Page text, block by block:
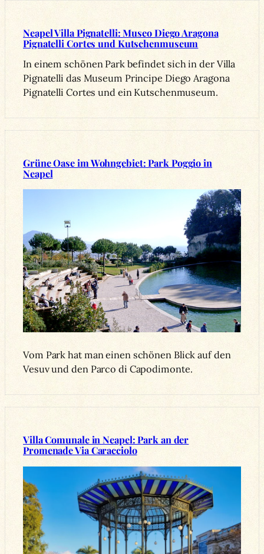
Neapel Villa Pignatelli: Museo Diego Aragona
Pignatelli Cortes und Kutschenmuseum
In einem schönen Park befindet sich in der Villa
Pignatelli das Museum Principe Diego Aragona
Pignatelli Cortes und ein Kutschenmuseum.
Grüne Oase im Wohngebiet: Park Poggio in
Neapel
Vom Park hat man einen schönen Blick auf den
Vesuv und den Parco di Capodimonte.
Villa Comunale in Neapel: Park an der
Promenade Via Caracciolo